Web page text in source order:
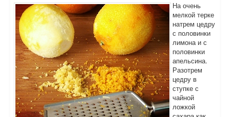
На очень
мелкой терке
натрем цедру
с половинки
лимона и с
половинки
апельсина.
Разотрем
цедру в
ступке с
чайной
ложкой